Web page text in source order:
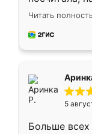
Замерщик
делу со
за день,
Читать
5
Больше